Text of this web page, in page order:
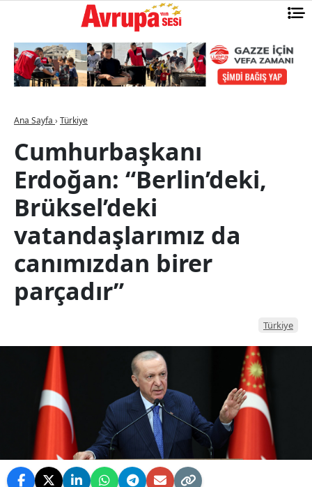
Ana Sayfa › Türkiye
Cumhurbaşkanı
Erdoğan: “Berlin’deki,
Brüksel’deki
vatandaşlarımız da
canımızdan birer
parçadır”
Türkiye